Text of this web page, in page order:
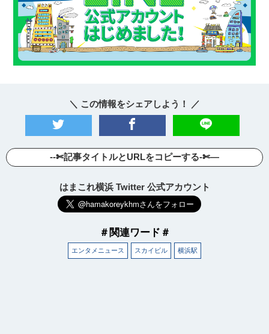
＼ この情報をシェアしよう！ ／
--✄記事タイトルとURLをコピーする-✄—
はまこれ横浜 Twitter 公式アカウント
＃関連ワード＃
エンタメニュース スカイビル 横浜駅